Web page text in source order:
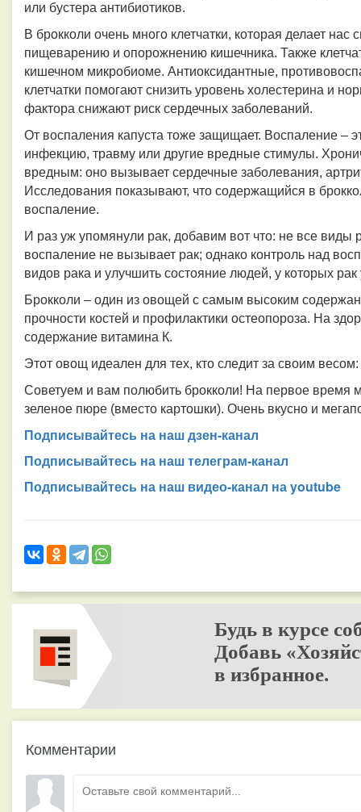
или бустера антибиотиков.
В брокколи очень много клетчатки, которая делает
пищеварению и опорожнению кишечника. Также
кишечном микробиоме. Антиоксидантные,
клетчатки помогают снизить уровень холестерина и
фактора снижают риск сердечных заболеваний.
От воспаления капуста тоже защищает. Воспаление –
инфекцию, травму или другие вредные стимулы.
вредным: оно вызывает сердечные заболевания,
Исследования показывают, что содержащийся в
воспаление.
И раз уж упомянули рак, добавим вот что: не все виды
воспаление не вызывает рак; однако контроль над
видов рака и улучшить состояние людей, у которых
Брокколи – один из овощей с самым высоким
прочности костей и профилактики остеопороза. На
содержание витамина К.
Этот овощ идеален для тех, кто следит за своим
Советуем и вам полюбить брокколи! На первое время
зеленое пюре (вместо картошки). Очень вкусно и
Подписывайтесь на наш дзен-канал
Подписывайтесь на наш телеграм-канал
Подписывайтесь на наш видео-канал на youtube
Будь в курсе
Добавь
в избранное.
Комментарии